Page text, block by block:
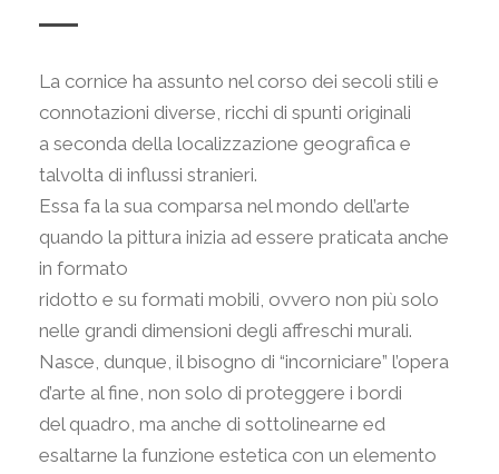
La cornice ha assunto nel corso dei secoli stili e
connotazioni diverse, ricchi di spunti originali
a seconda della localizzazione geografica e
talvolta di influssi stranieri.
Essa fa la sua comparsa nel mondo dell’arte
quando la pittura inizia ad essere praticata anche
in formato
ridotto e su formati mobili, ovvero non più solo
nelle grandi dimensioni degli affreschi murali.
Nasce, dunque, il bisogno di “incorniciare” l’opera
d’arte al fine, non solo di proteggere i bordi
del quadro, ma anche di sottolinearne ed
esaltarne la funzione estetica con un elemento